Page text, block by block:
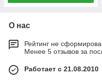
О нас
Рейтинг не
Менее 5 отзывов за
Работает с 21.08.2010